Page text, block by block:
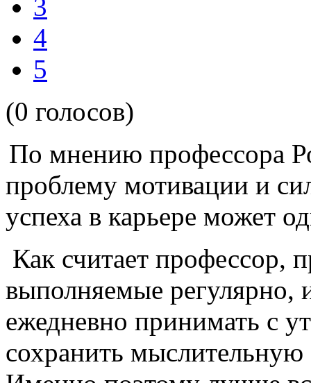
3
4
5
(0 голосов)
По мнению профессора
проблему мотивации и
успеха в карьере может
Как считает профессор,
выполняемые регулярно,
ежедневно принимать с
сохранить